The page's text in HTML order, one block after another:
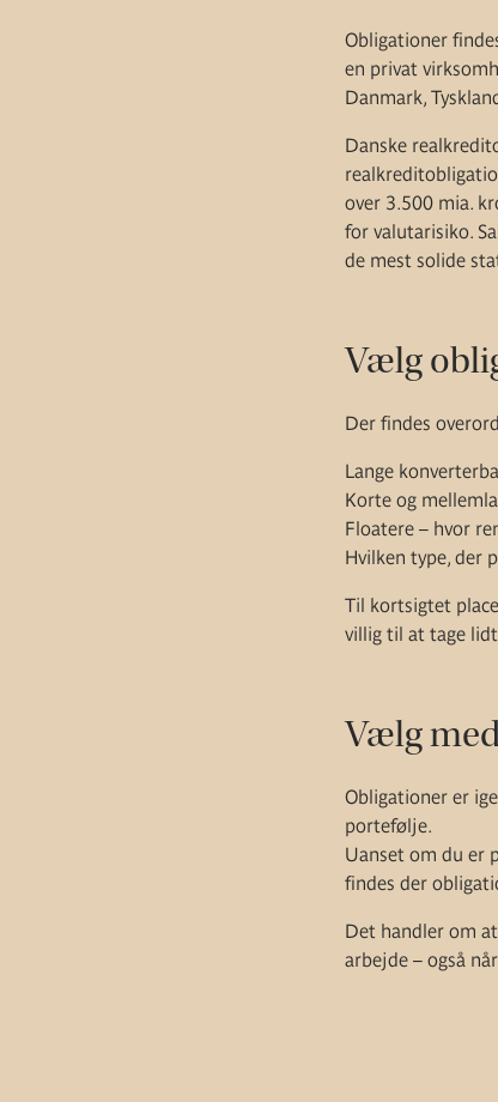
Obligationer
en privat
Danmark,
Danske
over 3.500 mia.
for valutarisiko.
de mest solide
Vælg
Der findes
Lange
Korte og
Floatere – hvor
Hvilken type, der
Til kortsigtet
villig til at tage
Vælg
Obligationer er
portefølje.
Uanset om du er
findes der
Det handler om
arbejde – også